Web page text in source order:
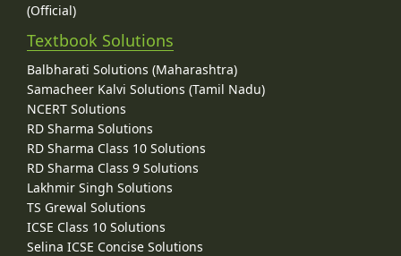
(Official)
Textbook Solutions
Balbharati Solutions (Maharashtra)
Samacheer Kalvi Solutions (Tamil Nadu)
NCERT Solutions
RD Sharma Solutions
RD Sharma Class 10 Solutions
RD Sharma Class 9 Solutions
Lakhmir Singh Solutions
TS Grewal Solutions
ICSE Class 10 Solutions
Selina ICSE Concise Solutions